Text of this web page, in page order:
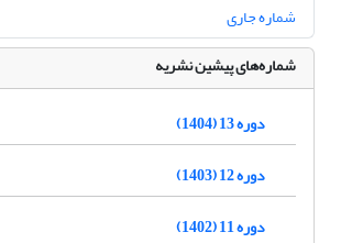
شماره جاری
شماره‌های پیشین نشریه
دوره 13 (1404)
دوره 12 (1403)
دوره 11 (1402)